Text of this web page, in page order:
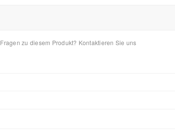
Fragen zu diesem Produkt? Kontaktieren Sie uns